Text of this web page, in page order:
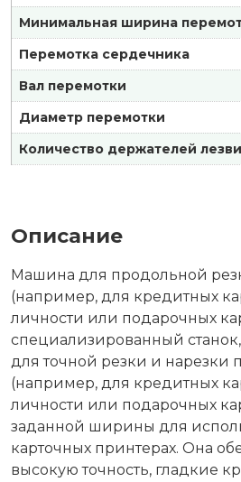
Минимальная ширина
Перемотка сердечника
Вал перемотки
Диаметр перемотки
Количество держателей
Описание
Машина для продольной
(например, для кредитных
личности или подарочных
специализированный
для точной резки и нарезки
(например, для кредитных
личности или подарочных
заданной ширины для
карточных принтерах. Она
высокую точность, гладкие